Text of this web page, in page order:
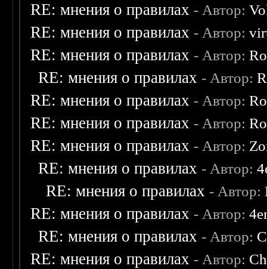
RE: мнения о правилах - Автор:
RE: мнения о правилах - Автор:
RE: мнения о правилах - Автор:
RE: мнения о правилах - Автор:
RE: мнения о правилах - Автор:
RE: мнения о правилах - Автор:
RE: мнения о правилах - Автор:
RE: мнения о правилах - Автор:
RE: мнения о правилах - Автор:
RE: мнения о правилах - Автор:
RE: мнения о правилах - Автор:
RE: мнения о правилах - Автор: